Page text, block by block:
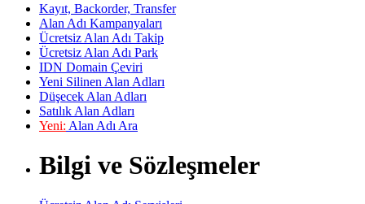
Kayıt, Backorder, Transfer
Alan Adı Kampanyaları
Ücretsiz Alan Adı Takip
Ücretsiz Alan Adı Park
IDN Domain Çeviri
Yeni Silinen Alan Adları
Düşecek Alan Adları
Satılık Alan Adları
Yeni: Alan Adı Ara
Bilgi ve Sözleşmeler